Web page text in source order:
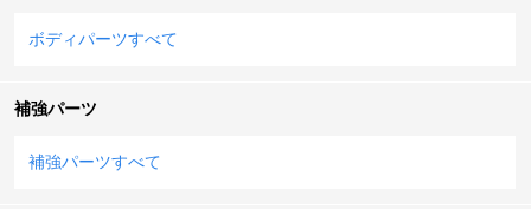
ボディパーツすべて
補強パーツ
補強パーツすべて